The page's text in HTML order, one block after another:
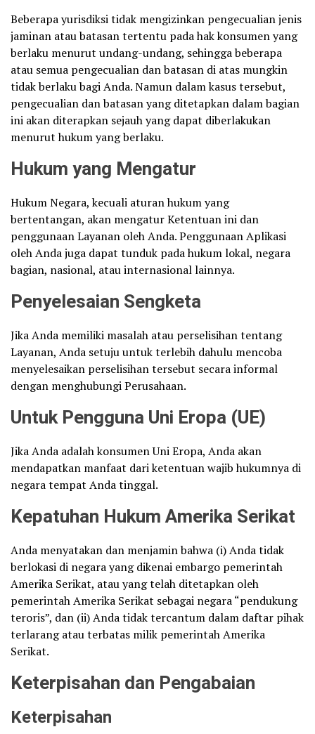
Beberapa yurisdiksi tidak mengizinkan pengecualian jenis
jaminan atau batasan tertentu pada hak konsumen yang
berlaku menurut undang-undang, sehingga beberapa
atau semua pengecualian dan batasan di atas mungkin
tidak berlaku bagi Anda. Namun dalam kasus tersebut,
pengecualian dan batasan yang ditetapkan dalam bagian
ini akan diterapkan sejauh yang dapat diberlakukan
menurut hukum yang berlaku.
Hukum yang Mengatur
Hukum Negara, kecuali aturan hukum yang
bertentangan, akan mengatur Ketentuan ini dan
penggunaan Layanan oleh Anda. Penggunaan Aplikasi
oleh Anda juga dapat tunduk pada hukum lokal, negara
bagian, nasional, atau internasional lainnya.
Penyelesaian Sengketa
Jika Anda memiliki masalah atau perselisihan tentang
Layanan, Anda setuju untuk terlebih dahulu mencoba
menyelesaikan perselisihan tersebut secara informal
dengan menghubungi Perusahaan.
Untuk Pengguna Uni Eropa (UE)
Jika Anda adalah konsumen Uni Eropa, Anda akan
mendapatkan manfaat dari ketentuan wajib hukumnya di
negara tempat Anda tinggal.
Kepatuhan Hukum Amerika Serikat
Anda menyatakan dan menjamin bahwa (i) Anda tidak
berlokasi di negara yang dikenai embargo pemerintah
Amerika Serikat, atau yang telah ditetapkan oleh
pemerintah Amerika Serikat sebagai negara “pendukung
teroris”, dan (ii) Anda tidak tercantum dalam daftar pihak
terlarang atau terbatas milik pemerintah Amerika
Serikat.
Keterpisahan dan Pengabaian
Keterpisahan